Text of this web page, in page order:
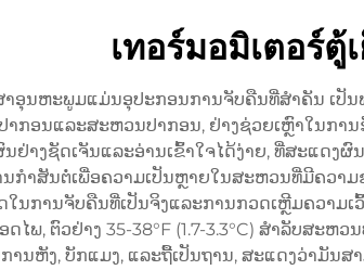
เทอร์มอมิเตอร์
າອຸນຫະພູມແມ່ນອຸປະກອນການຈັບຄືນທີ່ສຳຄັນ ເ
ກອນແລະສະຫວນປາກອນ, ຢ່າງຊ່ວຍເຫຼົາໃນກາ
າງຊັດເຈັນແລະອ່ານເຂົ້າໃຈໄດ້ງ່າຍ, ທີ່ສະແດ
າສັນຕໍ່ເພື່ອຄວາມເປັນຫຼາຍໃນສະຫວນທີ່ມີຄວາ
ນການຈັບຄືນທີ່ເປັນຈິງແລະການກວດເຫຼີມຄວາມ
ພ, ຕົວຢ່າງ 35-38°F (1.7-3.3°C) ສຳລັບສະ
ານຫັງ, ບັກແມງ, ແລະຖື້ເປັນຖານ, ສະແດງວ່າມັ